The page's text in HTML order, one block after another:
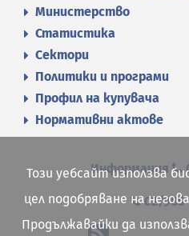
Министерство
Статистика
Сектори
Политики и програми
Профил на купувача
Нормативни актове
Информация
02/985
Този уебсайт използва
цел подобряване на
Продължавайки да